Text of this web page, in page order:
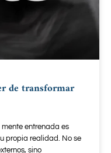
de transformar
entrenada es
propia realidad. No se
sino